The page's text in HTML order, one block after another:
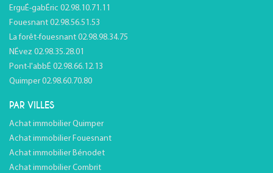
ErguÉ-gabÉric 02.98.10.71.11
Fouesnant 02.98.56.51.53
La forêt-fouesnant 02.98.98.34.75
NÉvez 02.98.35.28.01
Pont-l'abbÉ 02.98.66.12.13
Quimper 02.98.60.70.80
PAR VILLES
Achat immobilier Quimper
Achat immobilier Fouesnant
Achat immobilier Bénodet
Achat immobilier Combrit